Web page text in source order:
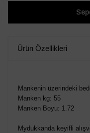
Ürün Özellikleri
Mankenin üzerindeki
Manken kg: 55
Manken Boyu: 1.72
Mydukkanda keyifli